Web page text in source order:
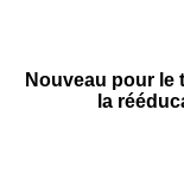
Nouveau pour le
la